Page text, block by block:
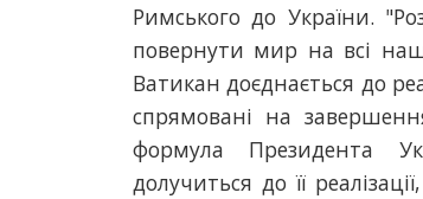
Римського до України.
повернути мир на всі
Ватикан доєднається до
спрямовані на
формула Президента
долучиться до її